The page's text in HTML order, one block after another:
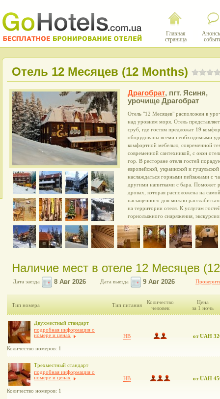
Главная
страница
Отель 12 Месяцев (12 Months)
Драгобрат, пгт. Ясиня,
урочище Драгобрат
Отель "12 Месяцев" расположен в
над уровнем моря. Отель
сруб, где гостям предложат 19
оборудованы всеми необходимыми
комфортной мебелью, современной
современной сантехникой, с окон
гор. В ресторане отеля гостей
европейской, украинской и
наслаждаться горными пейзажами с
другими напитками с бара. Поможет
дровах, которая расположена на
насыщенного дня можно
на территории отеля. К услугам
горнолыжного снаряжения,
Наличие мест в отеле 12 Месяцев
Дата заезда Дата выезда
Тип номера Тип питания
Количество
человек
Цена
за 1 ночь
Двухместный стандарт
подробная информация о
номере и ценах
Количество номеров: 1
HB от UAH
Трехместный стандарт
подробная информация о
номере и ценах
Количество номеров: 1
HB от UAH